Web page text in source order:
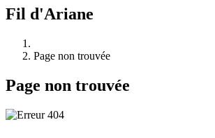
Fil d'Ariane
Page non trouvée
Page non trouvée